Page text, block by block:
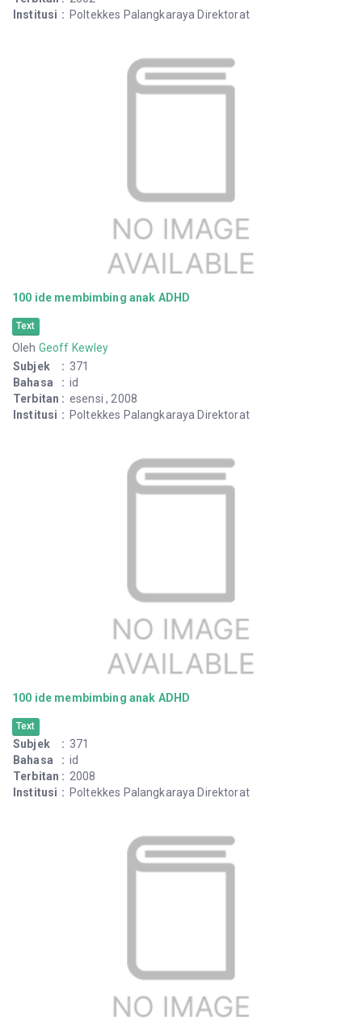
Institusi : Poltekkes Palangkaraya Direktorat
100 ide membimbing anak ADHD
Text
Oleh Geoff Kewley
Subjek
: 371
Bahasa
: id
Terbitan : esensi , 2008
Institusi : Poltekkes Palangkaraya Direktorat
100 ide membimbing anak ADHD
Text
Subjek : 371
Bahasa
: id
Terbitan : 2008
Institusi : Poltekkes Palangkaraya Direktorat